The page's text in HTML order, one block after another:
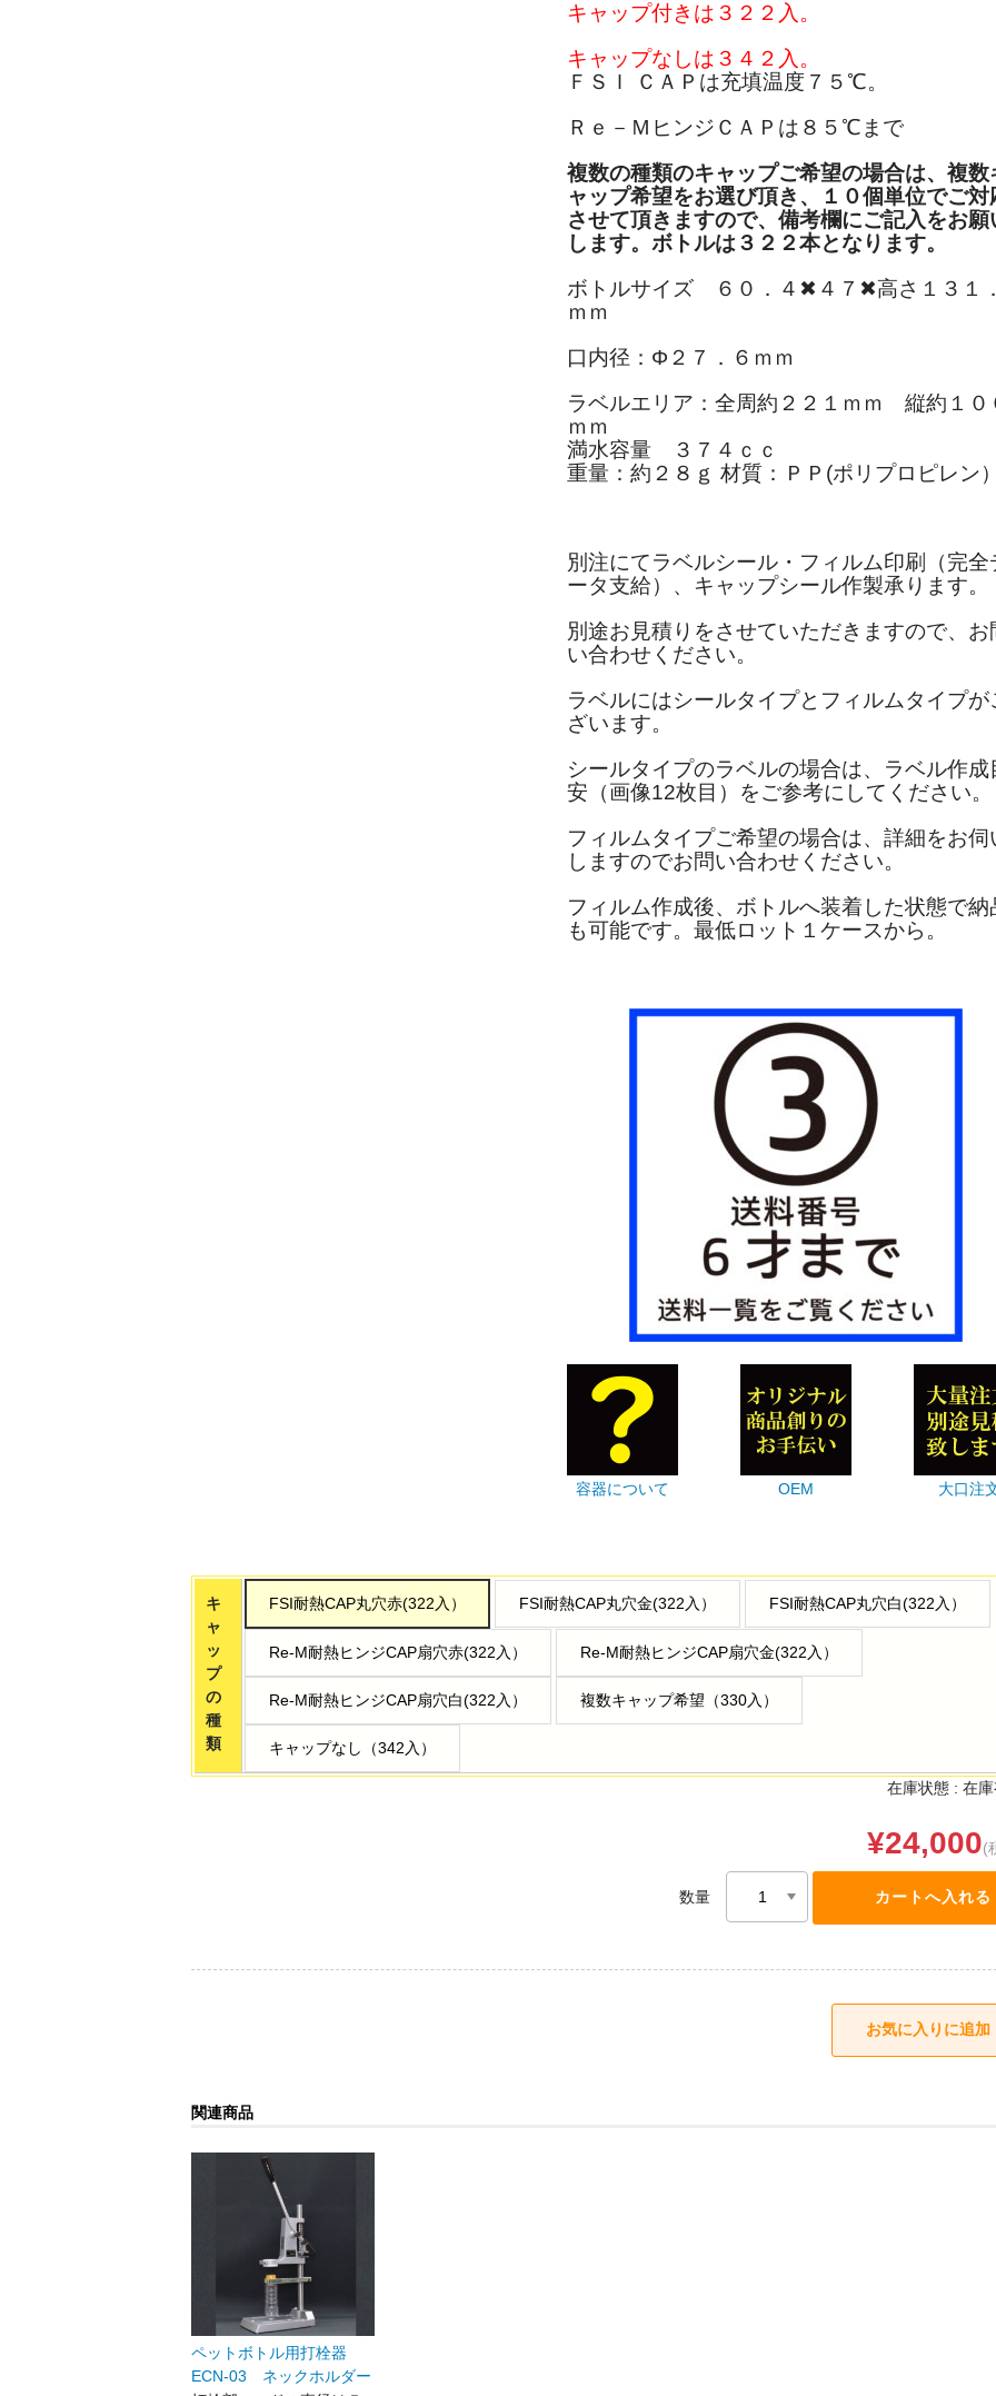
キャップ付きは３２２入。
キャップなしは３４２入。
ＦＳＩ ＣＡＰは充填温度７５℃。
Ｒｅ－ＭヒンジＣＡＰは８５℃まで
複数の種類のキャップご希望の場合は、複数
ャップ希望をお選び頂き、１０個単位でご対
させて頂きますので、備考欄にご記入をお願
します。ボトルは３２２本となります。
ボトルサイズ ６０．４✖４７✖高さ１３１
ｍｍ
口内径：Φ２７．６ｍｍ
ラベルエリア：全周約２２１ｍｍ 縦約１０
ｍｍ
満水容量 ３７４ｃｃ
重量：約２８ｇ 材質：ＰＰ(ポリプロピレン
別注にてラベルシール・フィルム印刷（完全
ータ支給）、キャップシール作製承ります。
別途お見積りをさせていただきますので、お
い合わせください。
ラベルにはシールタイプとフィルムタイプが
ざいます。
シールタイプのラベルの場合は、ラベル作成
安（画像12枚目）をご参考にしてください。
フィルムタイプご希望の場合は、詳細をお伺
しますのでお問い合わせください。
フィルム作成後、ボトルへ装着した状態で納
も可能です。最低ロット１ケースから。
容器について OEM 大口注
キ
ャ
ッ
プ
の
種
類
FSI耐熱CAP丸穴赤(322入） FSI耐熱CAP丸穴金(322入） FSI耐熱CAP丸穴白(322入）
Re-M耐熱ヒンジCAP扇穴赤(322入） Re-M耐熱ヒンジCAP扇穴金(322入）
Re-M耐熱ヒンジCAP扇穴白(322入） 複数キャップ希望（330入）
キャップなし（342入）
在庫状態 : 在
¥24,000(
数量
関連商品
ペットボトル用打栓器
ECN-03 ネックホルダー